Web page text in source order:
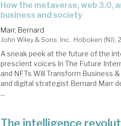
how the metaverse, web 3.0, and blockchain will transform
business and society
Marr, Bernard
John Wiley & Sons, Inc.. Hoboken (NJ),
A sneak peek at the future of the
prescient voices In The Future
and NFTs Will Transform Business
and digital strategist Bernard Marr
...
The intelligence